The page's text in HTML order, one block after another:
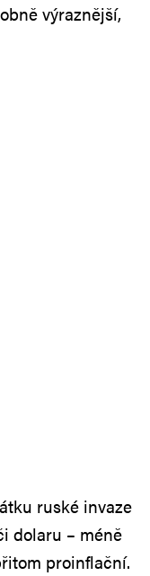
výraznější,
ruské invaze
dolaru – méně
proinflační.